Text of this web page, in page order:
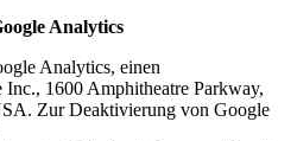
Analytics
Analytics, einen
1600 Amphitheatre Parkway,
Zur Deaktivierung von Google